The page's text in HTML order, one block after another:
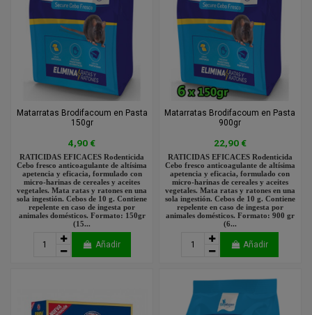
Matarratas Brodifacoum en Pasta
150gr
4,90 €
RATICIDAS EFICACES Rodenticida
Cebo fresco anticoagulante de altísima
apetencia y eficacia, formulado con
micro-harinas de cereales y aceites
vegetales. Mata ratas y ratones en una
sola ingestión. Cebos de 10 g. Contiene
repelente en caso de ingesta por
animales domésticos. Formato: 150gr
(15...
Añadir
Matarratas Brodifacoum en Pasta
900gr
22,90 €
RATICIDAS EFICACES Rodenticida
Cebo fresco anticoagulante de altísima
apetencia y eficacia, formulado con
micro-harinas de cereales y aceites
vegetales. Mata ratas y ratones en una
sola ingestión. Cebos de 10 g. Contiene
repelente en caso de ingesta por
animales domésticos. Formato: 900 gr
(6...
Añadir